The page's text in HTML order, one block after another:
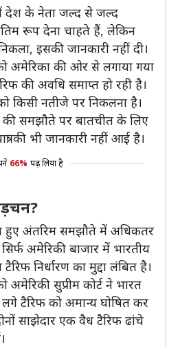
देश के नेता जल्द से जल्द
रूप देना चाहते हैं, लेकिन
इसकी जानकारी नहीं दी।
अमेरिका की ओर से लगाया गया
की अवधि समाप्त हो रही है।
किसी नतीजे पर निकलना है।
की समझौते पर बातचीत के लिए
की भी जानकारी नहीं आई है।
66% पढ़ लिया है
हुए अंतरिम समझौते में अधिकतर
अमेरिकी बाजार में भारतीय
निर्धारण का मुद्दा लंबित है।
सुप्रीम कोर्ट ने भारत
टैरिफ को अमान्य घोषित कर
साझेदार एक वैध टैरिफ ढांचे